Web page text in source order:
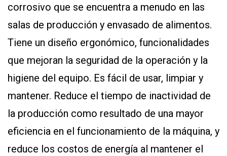
corrosivo que se encuentra a menudo en las
salas de producción y envasado de alimentos.
Tiene un diseño ergonómico, funcionalidades
que mejoran la seguridad de la operación y la
higiene del equipo. Es fácil de usar, limpiar y
mantener. Reduce el tiempo de inactividad de
la producción como resultado de una mayor
eficiencia en el funcionamiento de la máquina, y
reduce los costos de energía al mantener el